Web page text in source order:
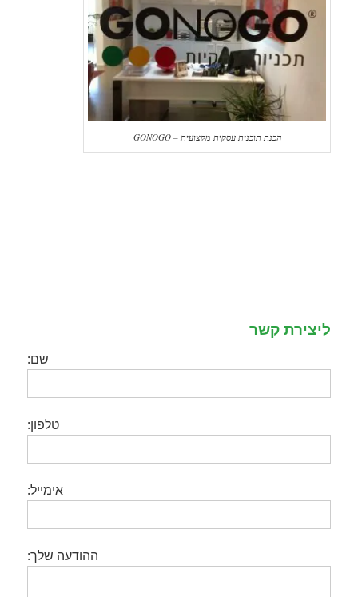
הכנת תוכנית עסקית מקצועית – GONOGO
ליצירת קשר
שם:
טלפון:
אימייל:
ההודעה שלך: